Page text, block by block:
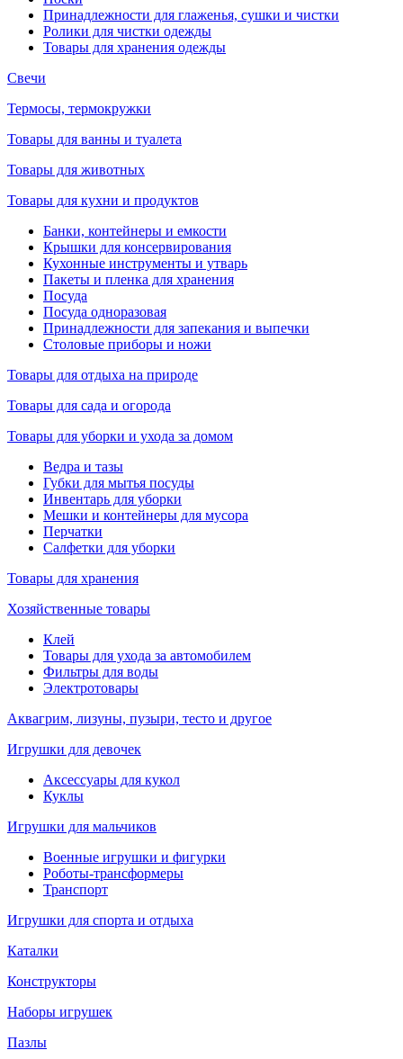
Принадлежности для глаженья, сушки и чистки
Ролики для чистки одежды
Товары для хранения одежды
Свечи
Термосы, термокружки
Товары для ванны и туалета
Товары для животных
Товары для кухни и продуктов
Банки, контейнеры и емкости
Крышки для консервирования
Кухонные инструменты и утварь
Пакеты и пленка для хранения
Посуда
Посуда одноразовая
Принадлежности для запекания и выпечки
Столовые приборы и ножи
Товары для отдыха на природе
Товары для сада и огорода
Товары для уборки и ухода за домом
Ведра и тазы
Губки для мытья посуды
Инвентарь для уборки
Мешки и контейнеры для мусора
Перчатки
Салфетки для уборки
Товары для хранения
Хозяйственные товары
Клей
Товары для ухода за автомобилем
Фильтры для воды
Электротовары
Аквагрим, лизуны, пузыри, тесто и другое
Игрушки для девочек
Аксессуары для кукол
Куклы
Игрушки для мальчиков
Военные игрушки и фигурки
Роботы-трансформеры
Транспорт
Игрушки для спорта и отдыха
Каталки
Конструкторы
Наборы игрушек
Пазлы